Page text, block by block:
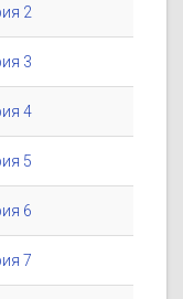
2
3
4
5
6
7